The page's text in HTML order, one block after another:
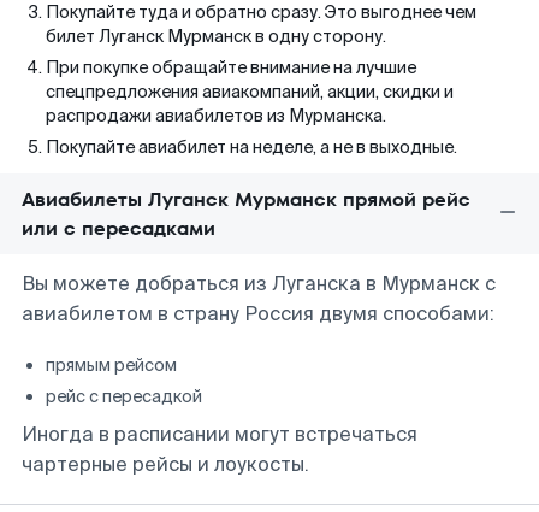
Покупайте туда и обратно сразу. Это выгоднее чем
билет Луганск Мурманск в одну сторону.
При покупке обращайте внимание на лучшие
спецпредложения авиакомпаний, акции, скидки и
распродажи авиабилетов из Мурманска.
Покупайте авиабилет на неделе, а не в выходные.
Авиабилеты Луганск Мурманск прямой рейс
или с пересадками
Вы можете добраться из Луганска в Мурманск с
авиабилетом в страну Россия двумя способами:
прямым рейсом
рейс с пересадкой
Иногда в расписании могут встречаться
чартерные рейсы и лоукосты.